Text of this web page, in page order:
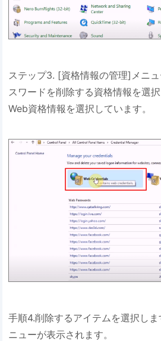
ステップ3. [資格情報の管理]メニ
スワードを削除する資格情報を選択
Web資格情報を選択しています。
手順4.削除するアイテムを選択し
ニューが表示されます。